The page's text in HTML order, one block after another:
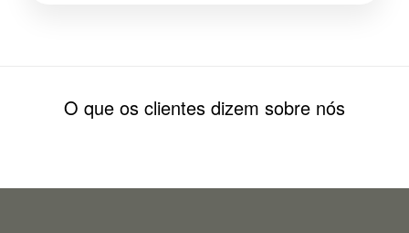
O que os clientes dizem sobre nós